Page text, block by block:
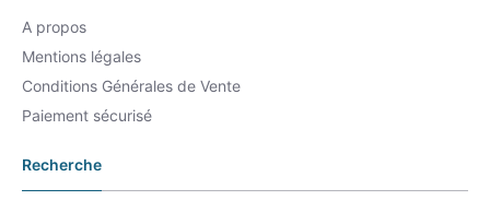
A propos
Mentions légales
Conditions Générales de Vente
Paiement sécurisé
Recherche